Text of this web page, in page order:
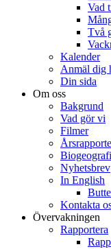
Vad
Två
Kalender
Anmäl dig
Din sida
Om oss
Bakgrund
Vad gör vi
Filmer
Nyhetsbrev
In English
Kontakta
Övervakningen
Rapportera